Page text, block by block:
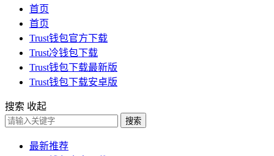
首页
首页
Trust钱包官方下载
Trust冷钱包下载
Trust钱包下载最新版
Trust钱包下载安卓版
搜索 收起
搜索
最新推荐